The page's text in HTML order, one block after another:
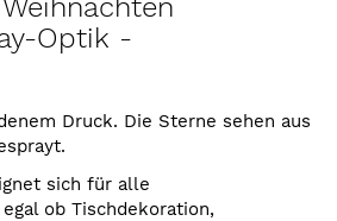
Optik -
Druck. Die Sterne sehen aus
sich für alle
ob Tischdekoration,